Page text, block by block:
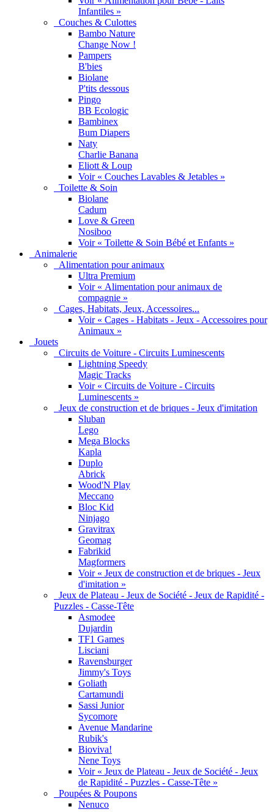
Infantiles »
Couches & Culottes
Bambo Nature
Change Now !
Pampers
B'bies
Biolane
P'tits dessous
Pingo
BB Ecologic
Bambinex
Bum Diapers
Naty
Charlie Banana
Eliott & Loup
Voir « Couches Lavables & Jetables »
Toilette & Soin
Biolane
Cadum
Love & Green
Nosiboo
Voir « Toilette & Soin Bébé et Enfants »
Animalerie
Alimentation pour animaux
Ultra Premium
Voir « Alimentation pour animaux de
compagnie »
Cages, Habitats, Jeux, Accessoires...
Voir « Cages - Habitats - Jeux - Accessoires pour
Animaux »
Jouets
Circuits de Voiture - Circuits Luminescents
Lightning Speedy
Magic Tracks
Voir « Circuits de Voiture - Circuits
Luminescents »
Jeux de construction et de briques - Jeux d'imitation
Sluban
Lego
Mega Blocks
Kapla
Duplo
Abrick
Wood'N Play
Meccano
Bloc Kid
Ninjago
Gravitrax
Geomag
Fabrikid
Magformers
Voir « Jeux de construction et de briques - Jeux
d'imitation »
Jeux de Plateau - Jeux de Société - Jeux de Rapidité -
Puzzles - Casse-Tête
Asmodee
Dujardin
TF1 Games
Lisciani
Ravensburger
Jimmy's Toys
Goliath
Cartamundi
Sassi Junior
Sycomore
Avenue Mandarine
Rubik's
Bioviva!
Nene Toys
Voir « Jeux de Plateau - Jeux de Société - Jeux
de Rapidité - Puzzles - Casse-Tête »
Poupées & Poupons
Nenuco